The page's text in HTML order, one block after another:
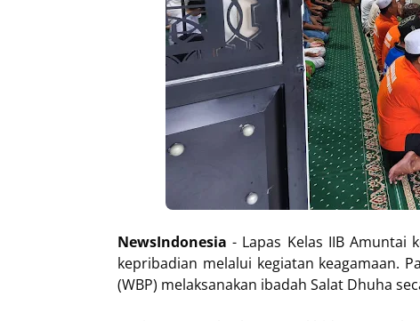
NewsIndonesia- Lapas Kelas IIB Amuntai
kepribadian melalui kegiatan keagamaan.
(WBP) melaksanakan ibadah Salat Dhuha